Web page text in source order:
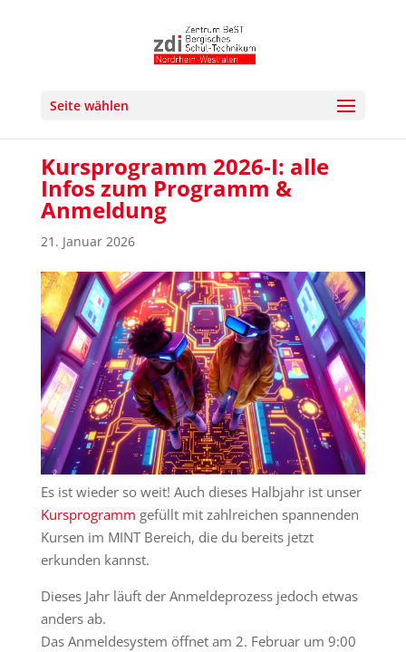
Seite wählen
Kursprogramm 2026-I: alle
Infos zum Programm &
Anmeldung
21. Januar 2026
Es ist wieder so weit! Auch dieses Halbjahr ist unser
Kursprogramm gefüllt mit zahlreichen spannenden
Kursen im MINT Bereich, die du bereits jetzt
erkunden kannst.
Dieses Jahr läuft der Anmeldeprozess jedoch etwas
anders ab.
Das Anmeldesystem öffnet am 2. Februar um 9:00